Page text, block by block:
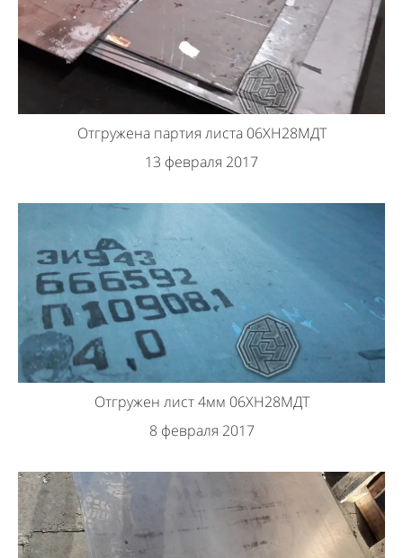
Отгружена партия листа 06ХН28МДТ
13 февраля 2017
Отгружен лист 4мм 06ХН28МДТ
8 февраля 2017